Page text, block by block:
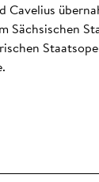
Cavelius
Sächsischen